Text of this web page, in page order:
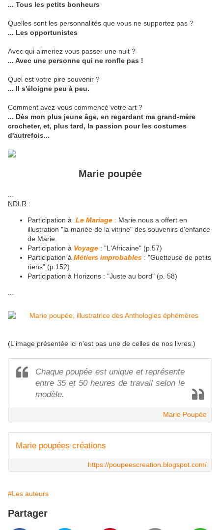
... Tous les petits bonheurs
Quelles sont les personnalités que vous ne supportez pas ?
... Les opportunistes
Avec qui aimeriez vous passer une nuit ?
... Avec une personne qui ne ronfle pas !
Quel est votre pire souvenir ?
... Il s'éloigne peu à peu.
Comment avez-vous commencé votre art ?
... Dès mon plus jeune âge, en regardant ma grand-mère
crocheter, et, plus tard, la passion pour les costumes
d'autrefois...
Marie poupée
NDLR :
Participation à Le Mariage : Marie nous a offert en
illustration "la mariée de la vitrine" des souvenirs d'enfance
de Marie.
Participation à Voyage : "L'Africaine" (p.57)
Participation à Métiers improbables : "Guetteuse de petits
riens" (p.152)
Participation à Horizons : "Juste au bord" (p. 58)
(L'image présentée ici n'est pas une de celles de nos livres.)
Chaque poupée est unique et représente
entre 35 et 50 heures de travail selon le
modèle.
Marie Poupée
Marie poupées créations
https://poupeescreation.blogspot.com/
#Les auteurs
Partager